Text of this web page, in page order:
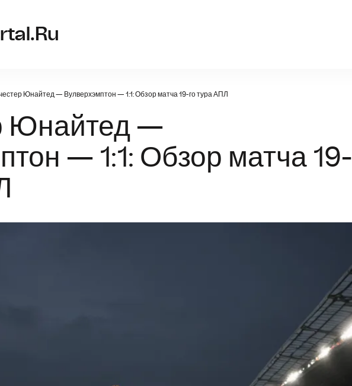
Юнайтед — Вулверхэмптон — 1:1: Обзор матча 19-го тура АПЛ
Юнайтед —
— 1:1: Обзор матча 19-